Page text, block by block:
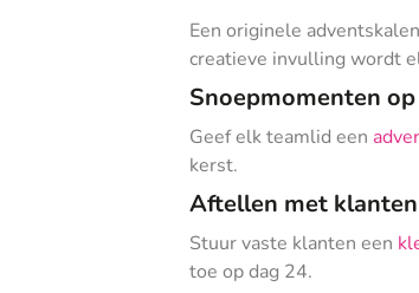
Een originele
creatieve invulling wordt
Snoepmomenten
Geef elk teamlid een
kerst.
Aftellen met klanten
Stuur vaste klanten een
toe op dag 24.